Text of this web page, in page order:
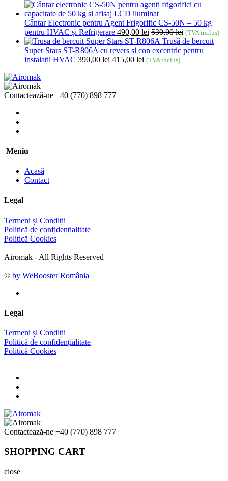
Cântar Electronic pentru Agent Frigorific CS-50N – 50 kg
pentru HVAC și Refrigerare 490,00 lei 530,00lei (TVA inclus)
Trusă de bercuit
Super Stars ST-R806A cu revers și con excentric pentru
instalații HVAC 390,00 lei 415,00lei (TVA inclus)
Contactează-ne +40 (770) 898 777
Meniu
Acasă
Contact
Legal
Termeni și Condiții
Politică de confidențialitate
Politică Cookies
Airomak - All Rights Reserved
© by WeBooster România
Legal
Termeni și Condiții
Politică de confidențialitate
Politică Cookies
Contactează-ne +40 (770) 898 777
SHOPPING CART
close